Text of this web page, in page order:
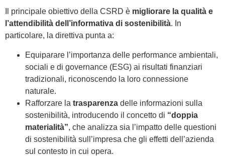
Il principale obiettivo della CSRD è migliorare la qualità e
l’attendibilità dell’informativa di sostenibilità. In
particolare, la direttiva punta a:
Equiparare l’importanza delle performance ambientali,
sociali e di governance (ESG) ai risultati finanziari
tradizionali, riconoscendo la loro connessione
naturale.
Rafforzare la trasparenza delle informazioni sulla
sostenibilità, introducendo il concetto di “doppia
materialità”, che analizza sia l’impatto delle questioni
di sostenibilità sull’impresa che gli effetti dell’azienda
sul contesto in cui opera.